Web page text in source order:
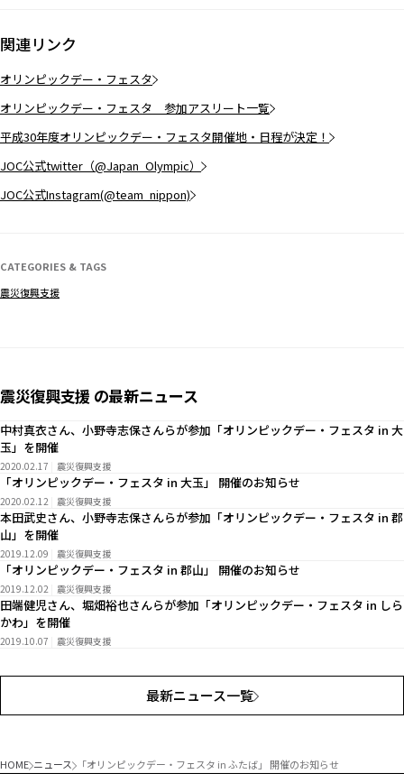
関連リンク
オリンピックデー・フェスタ
オリンピックデー・フェスタ 参加アスリート一覧
平成30年度オリンピックデー・フェスタ開催地・日程が決定！
JOC公式twitter（@Japan_Olympic）
JOC公式Instagram(@team_nippon)
CATEGORIES & TAGS
震災復興支援
震災復興支援 の最新ニュース
中村真衣さん、小野寺志保さんらが参加「オリンピックデー・フェスタ in 大
玉」を開催
2020.02.17 震災復興支援
「オリンピックデー・フェスタ in 大玉」 開催のお知らせ
2020.02.12 震災復興支援
本田武史さん、小野寺志保さんらが参加「オリンピックデー・フェスタ in 郡
山」を開催
2019.12.09 震災復興支援
「オリンピックデー・フェスタ in 郡山」 開催のお知らせ
2019.12.02 震災復興支援
田端健児さん、堀畑裕也さんらが参加「オリンピックデー・フェスタ in しら
かわ」を開催
2019.10.07 震災復興支援
最新ニュース一覧
HOME ニュース 「オリンピックデー・フェスタ in ふたば」 開催のお知らせ